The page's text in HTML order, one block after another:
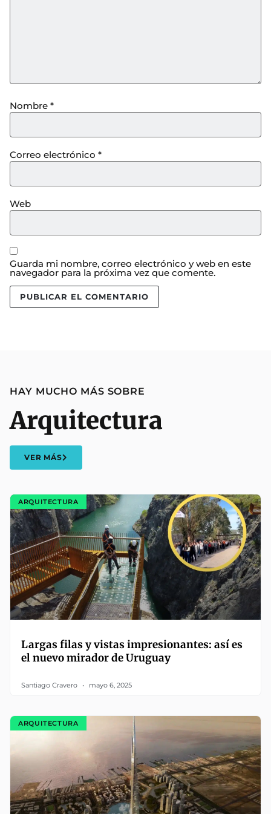
Nombre *
Correo electrónico *
Web
Guarda mi nombre, correo electrónico y web en este
navegador para la próxima vez que comente.
HAY MUCHO MÁS SOBRE
Arquitectura
VER MÁS
ARQUITECTURA
Largas filas y vistas impresionantes: así es
el nuevo mirador de Uruguay
Santiago Cravero mayo 6, 2025
ARQUITECTURA